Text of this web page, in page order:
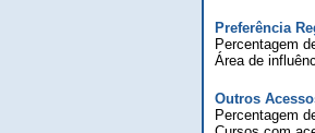
Preferência
Percentagem
Área de
Outros
Percentagem